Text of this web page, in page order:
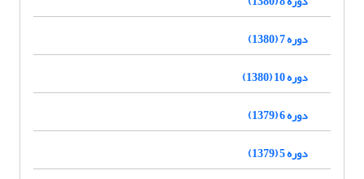
دوره 7 (1380)
دوره 10 (1380)
دوره 6 (1379)
دوره 5 (1379)